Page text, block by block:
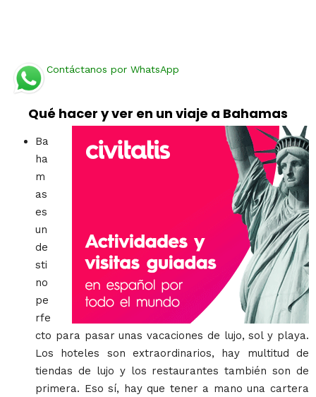
Contáctanos por WhatsApp
Qué hacer y ver en un viaje a Bahamas
Ba
ha
m
as
es
un
de
sti
no
pe
rfe
cto para pasar unas vacaciones de lujo, sol y playa.
Los hoteles son extraordinarios, hay multitud de
tiendas de lujo y los restaurantes también son de
primera. Eso sí, hay que tener a mano una cartera